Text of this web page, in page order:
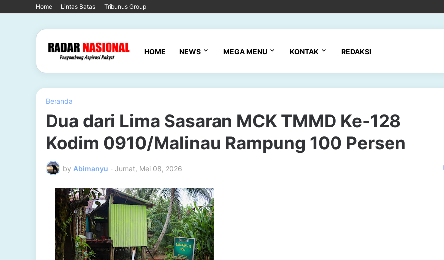
Home Lintas Batas Tribunus Group
HOME NEWS MEGA MENU KONTAK REDAKSI
Beranda
Dua dari Lima Sasaran MCK TMMD Ke-128
Kodim 0910/Malinau Rampung 100 Persen
by Abimanyu - Jumat, Mei 08, 2026